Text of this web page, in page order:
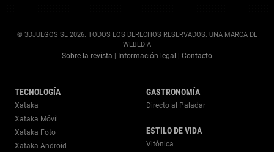
© 3DJUEGOS SL 2026. TODOS LOS DERECHOS RESERVADOS. UNA MARCA DE
WEBEDIA
Sobre la revista | Información legal | Contacto
TECNOLOGÍA
Xataka
Xataka Móvil
Xataka Foto
Xataka Android
GASTRONOMÍA
Directo al Paladar
ESTILO DE VIDA
Vitónica